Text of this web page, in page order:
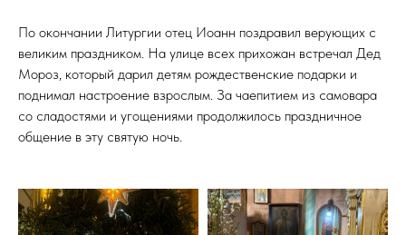
По окончании Литургии отец Иоанн поздравил верующих с
великим праздником. На улице всех прихожан встречал Дед
Мороз, который дарил детям рождественские подарки и
поднимал настроение взрослым. За чаепитием из самовара
со сладостями и угощениями продолжилось праздничное
общение в эту святую ночь.